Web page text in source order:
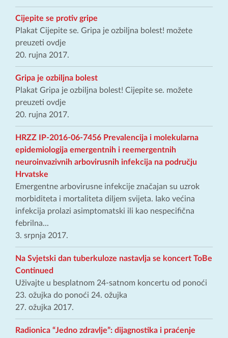
Cijepite se protiv gripe
Plakat Cijepite se. Gripa je ozbiljna bolest! možete
preuzeti ovdje
20. rujna 2017.
Gripa je ozbiljna bolest
Plakat Gripa je ozbiljna bolest! Cijepite se. možete
preuzeti ovdje
20. rujna 2017.
HRZZ IP-2016-06-7456 Prevalencija i molekularna
epidemiologija emergentnih i reemergentnih
neuroinvazivnih arbovirusnih infekcija na području
Hrvatske
Emergentne arbovirusne infekcije značajan su uzrok
morbiditeta i mortaliteta diljem svijeta. Iako većina
infekcija prolazi asimptomatski ili kao nespecifična
febrilna...
3. srpnja 2017.
Na Svjetski dan tuberkuloze nastavlja se koncert ToBe
Continued
Uživajte u besplatnom 24-satnom koncertu od ponoći
23. ožujka do ponoći 24. ožujka
27. ožujka 2017.
Radionica “Jedno zdravlje”: dijagnostika i praćenje